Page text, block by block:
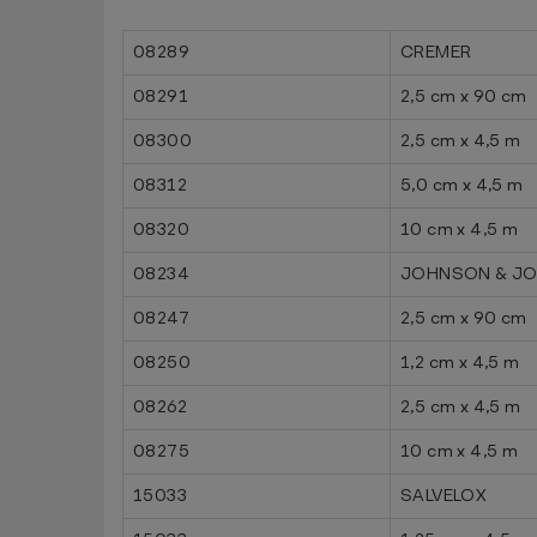
08289
CREMER
08291
2,5 cm x 90 cm
08300
2,5 cm x 4,5 m
08312
5,0 cm x 4,5 m
08320
10 cm x 4,5 m
08234
JOHNSON &
08247
2,5 cm x 90 cm
08250
1,2 cm x 4,5 m
08262
2,5 cm x 4,5 m
08275
10 cm x 4,5 m
15033
SALVELOX